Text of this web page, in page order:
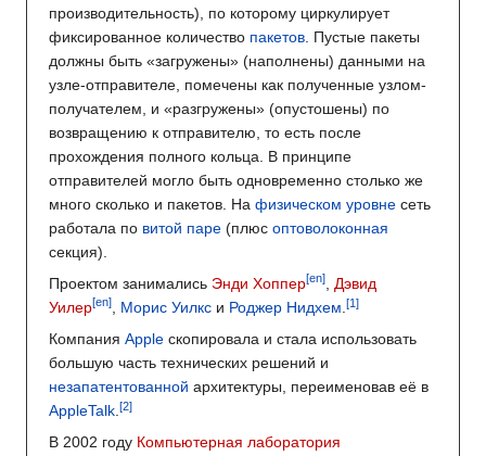
производительность), по которому циркулирует
фиксированное количество пакетов. Пустые пакеты
должны быть «загружены» (наполнены) данными на
узле-отправителе, помечены как полученные узлом-
получателем, и «разгружены» (опустошены) по
возвращению к отправителю, то есть после
прохождения полного кольца. В принципе
отправителей могло быть одновременно столько же
много сколько и пакетов. На физическом уровне сеть
работала по витой паре (плюс оптоволоконная
секция).
Проектом занимались Энди Хоппер[en], Дэвид
Уилер[en], Морис Уилкс и Роджер Нидхем.
Компания Apple скопировала и стала использовать
большую часть технических решений и
незапатентованной архитектуры, переименовав её в
AppleTalk.
В 2002 году Компьютерная лаборатория